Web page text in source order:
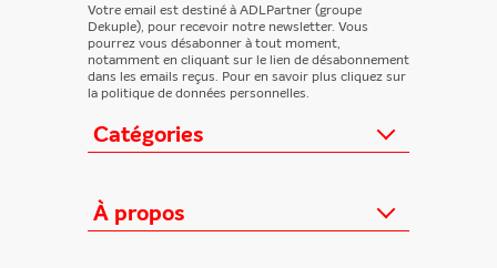
Catégories
Loisirs/Culture
À propos
Votre email est destiné à ADLPartner (groupe
Dekuple), pour recevoir notre newsletter. Vous
pourrez vous désabonner à tout moment,
notamment en cliquant sur le lien de désabonnement
dans les emails reçus. Pour en savoir plus cliquez sur
la politique de données personnelles.